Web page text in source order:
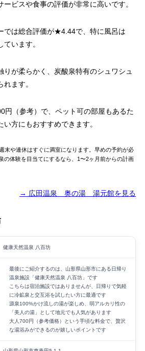
ービスや食事の評価が非常に高いです。
では総合評価が★4.44で、特に風呂は
います。
りが柔らかく、炭酸泉特有のシュワシュ
ます。
円（参考）で、ペット可の部屋もあるた
方にもおすすめできます。
末や連休はすぐに満室になります。早めの予約が必
の体験を目当てにするなら、1〜2ヶ月前からの計画
→ 広田温泉 奥の湯 湯元館を見る
健康天然温泉 八百坊
最後にご紹介するのは、山形県山形市にある日帰り
温泉施設「健康天然温泉 八百坊」です
こちらは宿泊施設ではありませんが、日帰りで気軽
に冷鉱泉と交互浴を試したい方に最適です
源泉100%かけ流しの湯が楽しめ、弱アルカリ性の
「美人の湯」として地元でも人気があります
大人700円（参考価格）という手頃な料金で、贅沢
な湯浴みができるのが嬉しいポイントです